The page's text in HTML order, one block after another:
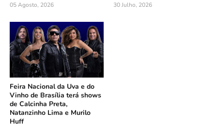
05 Agosto, 2026 30 Julho, 2026
Feira Nacional da Uva e do
Vinho de Brasília terá shows
de Calcinha Preta,
Natanzinho Lima e Murilo
Huff